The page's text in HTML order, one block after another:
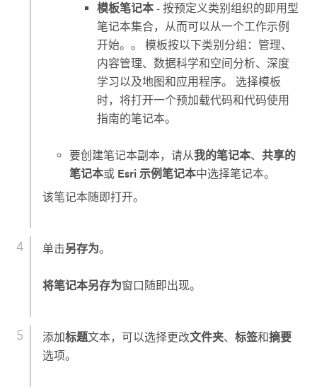
模板笔记本- 按预定义类别组织的即用型
笔记本集合，从而可以从一个工作示例
开始。。 模板按以下类别分组：管理、
内容管理、数据科学和空间分析、深度
学习以及地图和应用程序。 选择模板
时，将打开一个预加载代码和代码使用
指南的笔记本。
要创建笔记本副本，请从我的笔记本、共享的
笔记本或 Esri 示例笔记本中选择笔记本。
该笔记本随即打开。
单击另存为。
将笔记本另存为窗口随即出现。
添加标题文本，可以选择更改文件夹、 标签和摘要
选项。